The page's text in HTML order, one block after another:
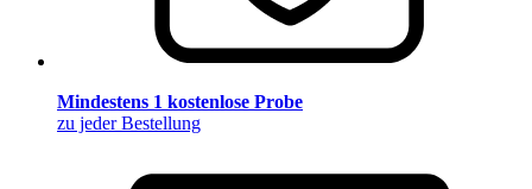
Mindestens 1 kostenlose Probe
zu jeder Bestellung